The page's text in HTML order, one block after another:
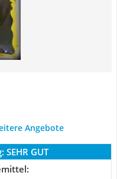
Angebote
SEHR GUT